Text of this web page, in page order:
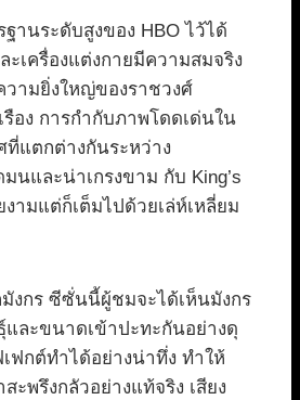
ฐานระดับสูงของ HBO ไว้ได้
เครื่องแต่งกายมีความสมจริง
วามยิ่งใหญ่ของราชวงศ์
รือง การกำกับภาพโดดเด่นใน
ที่แตกต่างกันระหว่าง
นและน่าเกรงขาม กับ King’s
งามแต่ก็เต็มไปด้วยเล่ห์เหลี่ยม
งกร ซีซั่นนี้ผู้ชมจะได้เห็นมังกร
ละขนาดเข้าปะทะกันอย่างดุ
ฟกต์ทำได้อย่างน่าทึ่ง ทำให้
ะพรึงกลัวอย่างแท้จริง เสียง